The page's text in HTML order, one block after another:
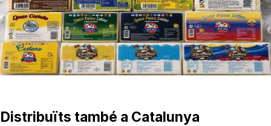
Distribuïts també a Catalunya